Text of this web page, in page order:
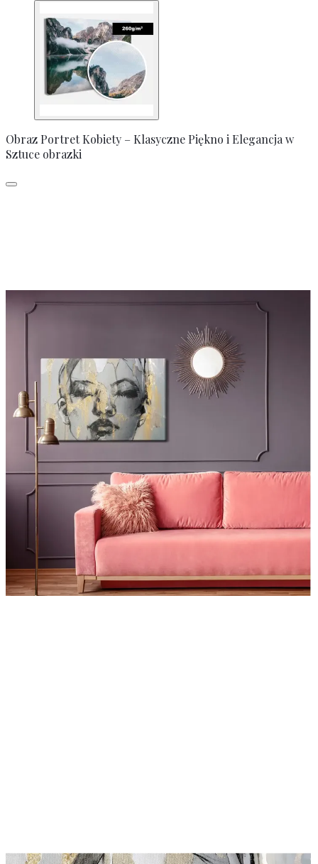
Obraz Portret Kobiety – Klasyczne Piękno i Elegancja w
Sztuce obrazki